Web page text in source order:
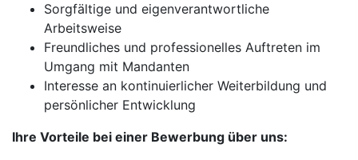
Sorgfältige und eigenverantwortliche
Arbeitsweise
Freundliches und professionelles Auftreten im
Umgang mit Mandanten
Interesse an kontinuierlicher Weiterbildung und
persönlicher Entwicklung
Ihre Vorteile bei einer Bewerbung über uns: